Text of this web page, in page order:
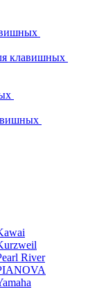
клавишных
River